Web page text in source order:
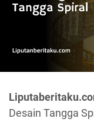
Desain Tangga